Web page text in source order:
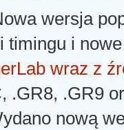
wersja
timingu i
wraz z
.GR8, .GR9
nową